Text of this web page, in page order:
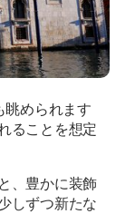
められます
ることを想定
、豊かに装飾
しずつ新たな